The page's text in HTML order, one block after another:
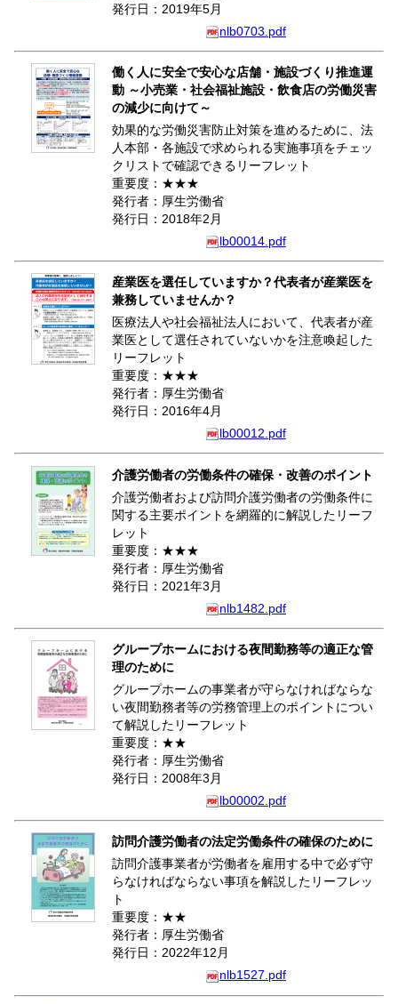
発行日：2019年5月
nlb0703.pdf
働く人に安全で安心な店舗・施設づくり推進運
動 ～小売業・社会福祉施設・飲食店の労働災害
の減少に向けて～
効果的な労働災害防止対策を進めるために、法
人本部・各施設で求められる実施事項をチェッ
クリストで確認できるリーフレット
重要度：★★★
発行者：厚生労働省
発行日：2018年2月
lb00014.pdf
産業医を選任していますか？代表者が産業医を
兼務していませんか？
医療法人や社会福祉法人において、代表者が産
業医として選任されていないかを注意喚起した
リーフレット
重要度：★★★
発行者：厚生労働省
発行日：2016年4月
lb00012.pdf
介護労働者の労働条件の確保・改善のポイント
介護労働者および訪問介護労働者の労働条件に
関する主要ポイントを網羅的に解説したリーフ
レット
重要度：★★★
発行者：厚生労働省
発行日：2021年3月
nlb1482.pdf
グループホームにおける夜間勤務等の適正な管
理のために
グループホームの事業者が守らなければならな
い夜間勤務者等の労務管理上のポイントについ
て解説したリーフレット
重要度：★★
発行者：厚生労働省
発行日：2008年3月
lb00002.pdf
訪問介護労働者の法定労働条件の確保のために
訪問介護事業者が労働者を雇用する中で必ず守
らなければならない事項を解説したリーフレッ
ト
重要度：★★
発行者：厚生労働省
発行日：2022年12月
nlb1527.pdf